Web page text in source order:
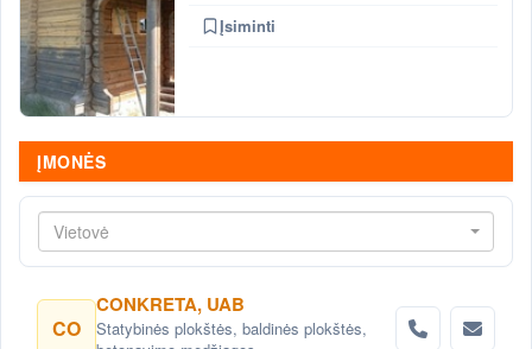
Įsiminti
ĮMONĖS
Vietovė
CO
CONKRETA, UAB
Statybinės plokštės, baldinės plokštės,